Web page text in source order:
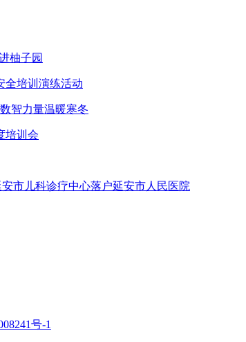
柚子园
全培训演练活动
智力量温暖寒冬
培训会
市儿科诊疗中心落户延安市人民医院
号-1